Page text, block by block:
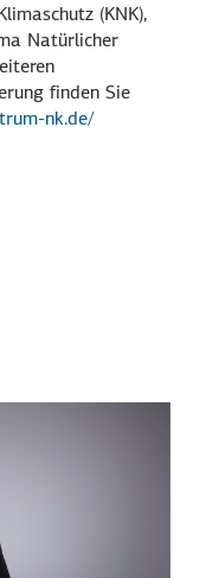
(KNK),
Natürlicher
finden Sie
nk.de/